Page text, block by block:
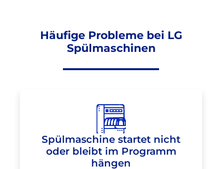
Häufige Probleme bei LG
Spülmaschinen
Spülmaschine startet nicht
oder bleibt im Programm
hängen